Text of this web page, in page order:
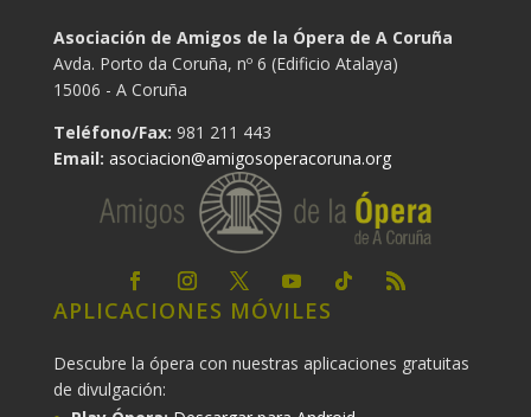
Asociación de Amigos de la Ópera de A Coruña
Avda. Porto da Coruña, nº 6 (Edificio Atalaya)
15006 - A Coruña
Teléfono/Fax: 981 211 443
Email: asociacion@amigosoperacoruna.org
APLICACIONES MÓVILES
Descubre la ópera con nuestras aplicaciones gratuitas
de divulgación: